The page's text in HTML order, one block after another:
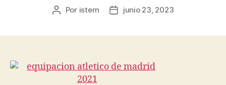
Autor
Por istern
Fechajunio 23, 2023